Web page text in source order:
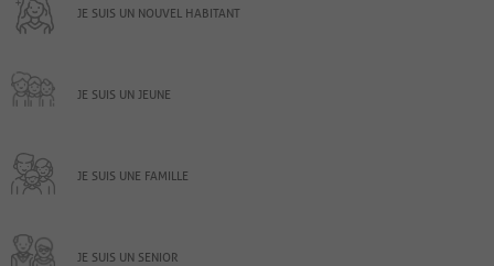
JE SUIS UN NOUVEL HABITANT
JE SUIS UN JEUNE
JE SUIS UNE FAMILLE
JE SUIS UN SENIOR